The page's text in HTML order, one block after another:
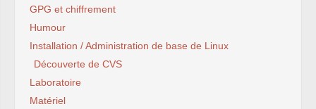
GPG et chiffrement
Humour
Installation / Administration de base de Linux
Découverte de CVS
Laboratoire
Matériel